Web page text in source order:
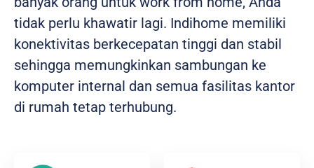
tidak perlu khawatir lagi. Indihome memiliki
konektivitas berkecepatan tinggi dan stabil
sehingga memungkinkan sambungan ke
komputer internal dan semua fasilitas kantor
di rumah tetap terhubung.